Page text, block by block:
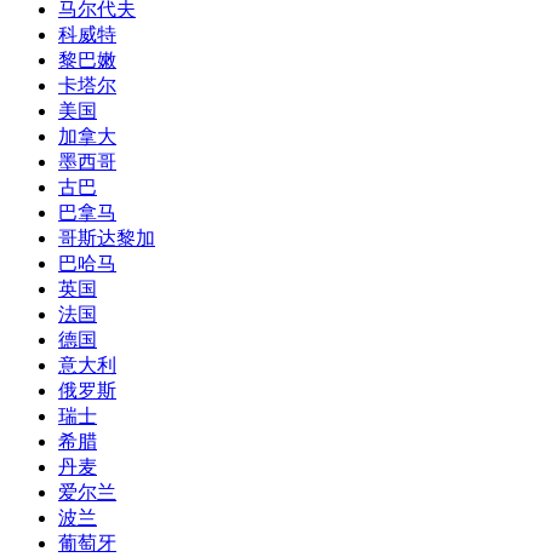
马尔代夫
科威特
黎巴嫩
卡塔尔
美国
加拿大
墨西哥
古巴
巴拿马
哥斯达黎加
巴哈马
英国
法国
德国
意大利
俄罗斯
瑞士
希腊
丹麦
爱尔兰
波兰
葡萄牙